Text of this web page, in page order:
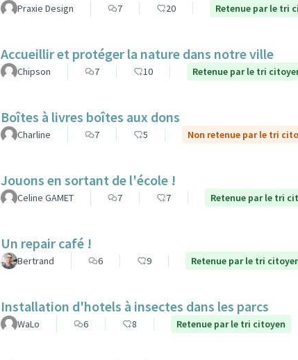
Praxie Design 7 20 Retenue par le tri
Accueillir et protéger la nature dans notre ville
Chipson 7 10 Retenue par le tri
Boîtes à livres boîtes aux dons
Charline 7 5 Non retenue par le tri
Jouons en sortant de l'école !
Celine GAMET 7 7 Retenue par le tri
Un repair café !
Bertrand 6 9 Retenue par le tri
Installation d'hotels à insectes dans les parcs
WaLo 6 8 Retenue par le tri citoyen